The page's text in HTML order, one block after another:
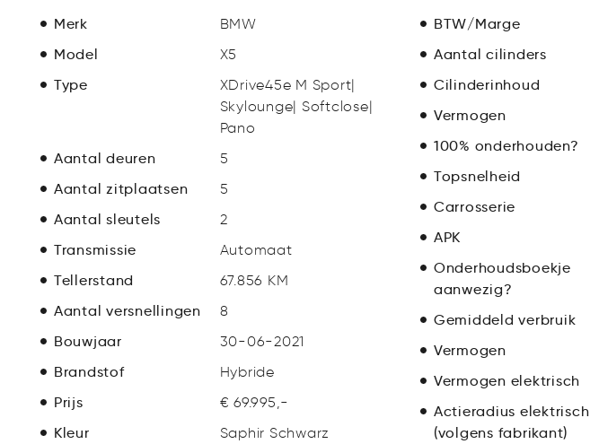
Merk
BMW
Model
X5
Type
XDrive45e M Sport|
Skylounge| Softclose|
Pano
Aantal deuren
5
Aantal zitplaatsen
5
Aantal sleutels
2
Transmissie
Automaat
Tellerstand
67.856 KM
Aantal versnellingen
8
Bouwjaar
30-06-2021
Brandstof
Hybride
Prijs
€ 69.995,-
Kleur
Saphir Schwarz
BTW/Marge
Aantal cilinders
Cilinderinhoud
Vermogen
100% onderhouden?
Topsnelheid
Carrosserie
APK
Onderhoudsboekje
aanwezig?
Gemiddeld verbruik
Vermogen
Vermogen elektrisch
Actieradius elektrisch
(volgens fabrikant)